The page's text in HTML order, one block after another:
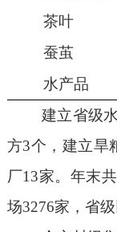
茶叶
蚕茧
水产品
建立省级
方3个，建立旱
厂13家。年末
场3276家，省